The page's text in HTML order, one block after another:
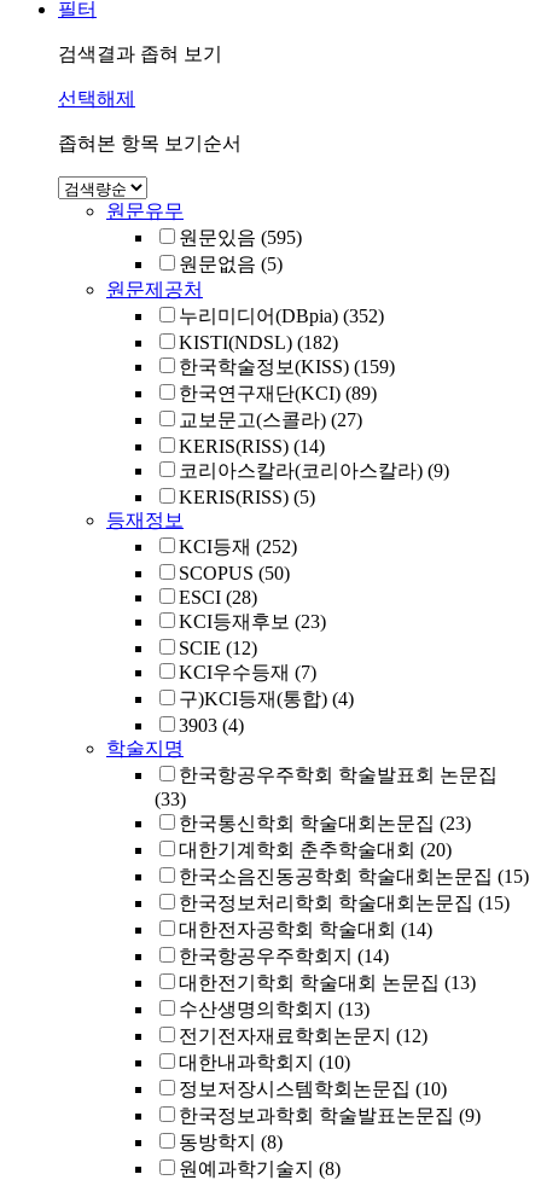
필터
검색결과 좁혀 보기
선택해제
좁혀본 항목 보기순서
원문유무
원문있음 (595)
원문없음 (5)
원문제공처
누리미디어(DBpia) (352)
KISTI(NDSL) (182)
한국학술정보(KISS) (159)
한국연구재단(KCI) (89)
교보문고(스콜라) (27)
KERIS(RISS) (14)
코리아스칼라(코리아스칼라) (9)
KERIS(RISS) (5)
등재정보
KCI등재 (252)
SCOPUS (50)
ESCI (28)
KCI등재후보 (23)
SCIE (12)
KCI우수등재 (7)
구)KCI등재(통합) (4)
3903 (4)
학술지명
한국항공우주학회 학술발표회 논문집
(33)
한국통신학회 학술대회논문집 (23)
대한기계학회 춘추학술대회 (20)
한국소음진동공학회 학술대회논문집 (15)
한국정보처리학회 학술대회논문집 (15)
대한전자공학회 학술대회 (14)
한국항공우주학회지 (14)
대한전기학회 학술대회 논문집 (13)
수산생명의학회지 (13)
전기전자재료학회논문지 (12)
대한내과학회지 (10)
정보저장시스템학회논문집 (10)
한국정보과학회 학술발표논문집 (9)
동방학지 (8)
원예과학기술지 (8)